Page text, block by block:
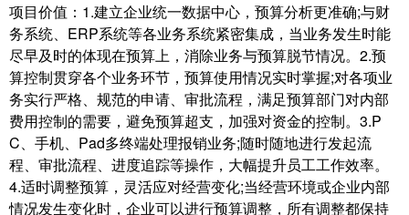
项目价值：1.建立企业统一数据中心，预算分析更准确;与财
务系统、ERP系统等各业务系统紧密集成，当业务发生时能
尽早及时的体现在预算上，消除业务与预算脱节情况。2.预
算控制贯穿各个业务环节，预算使用情况实时掌握;对各项业
务实行严格、规范的申请、审批流程，满足预算部门对内部
费用控制的需要，避免预算超支，加强对资金的控制。3.P
C、手机、Pad多终端处理报销业务;随时随地进行发起流
程、审批流程、进度追踪等操作，大幅提升员工工作效率。
4.适时调整预算，灵活应对经营变化;当经营环境或企业内部
情况发生变化时，企业可以进行预算调整，所有调整都保持